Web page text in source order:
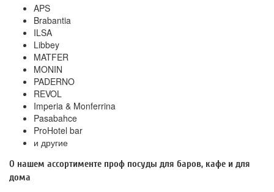
APS
Brabantia
ILSA
Libbey
MATFER
MONIN
PADERNO
REVOL
Imperia & Monferrina
Pasabahce
ProHotel bar
и другие
О нашем ассортименте проф посуды для баров, кафе и для
дома